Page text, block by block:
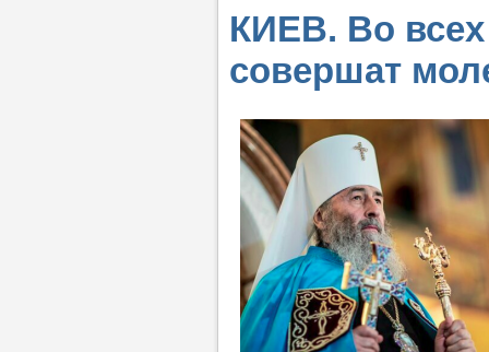
КИЕВ. Во
совершат